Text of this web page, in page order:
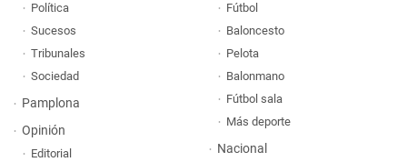
Política
Sucesos
Tribunales
Sociedad
Pamplona
Opinión
Editorial
Fútbol
Baloncesto
Pelota
Balonmano
Fútbol sala
Más deporte
Nacional